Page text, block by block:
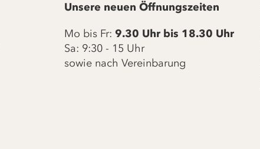
Unsere neuen Öffnungszeiten
Mo bis Fr: 9.30 Uhr bis 18.30 Uhr
Sa: 9:30 - 15 Uhr
sowie nach Vereinbarung